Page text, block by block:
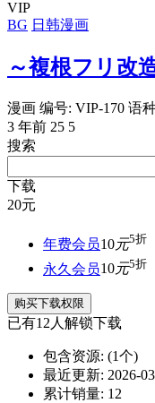
VIP
BG 日韩漫画
～複根フリ改
漫画 编号: VIP-170 语
3 年前 25 5
搜索
下载
20元
年费会员10元5折
永久会员10元5折
购买下载权限
已有12人解锁下载
包含资源: (1个)
最近更新: 2026-
累计销量: 12